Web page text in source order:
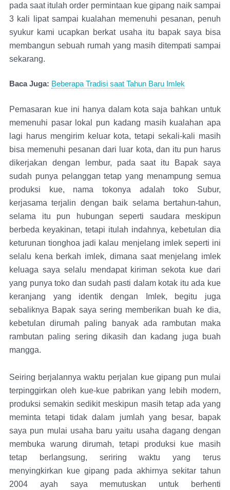
pada saat itulah order permintaan kue gipang naik sampai
3 kali lipat sampai kualahan memenuhi pesanan, penuh
syukur kami ucapkan berkat usaha itu bapak saya bisa
membangun sebuah rumah yang masih ditempati sampai
sekarang.
Baca Juga: Beberapa Tradisi saat Tahun Baru Imlek
Pemasaran kue ini hanya dalam kota saja bahkan untuk
memenuhi pasar lokal pun kadang masih kualahan apa
lagi harus mengirim keluar kota, tetapi sekali-kali masih
bisa memenuhi pesanan dari luar kota, dan itu pun harus
dikerjakan dengan lembur, pada saat itu Bapak saya
sudah punya pelanggan tetap yang menampung semua
produksi kue, nama tokonya adalah toko Subur,
kerjasama terjalin dengan baik selama bertahun-tahun,
selama itu pun hubungan seperti saudara meskipun
berbeda keyakinan, tetapi itulah indahnya, kebetulan dia
keturunan tionghoa jadi kalau menjelang imlek seperti ini
selalu kena berkah imlek, dimana saat menjelang imlek
keluaga saya selalu mendapat kiriman sekota kue dari
yang punya toko dan sudah pasti dalam kotak itu ada kue
keranjang yang identik dengan Imlek, begitu juga
sebaliknya Bapak saya sering memberikan buah ke dia,
kebetulan dirumah paling banyak ada rambutan maka
rambutan paling sering dikasih dan kadang juga buah
mangga.
Seiring berjalannya waktu perjalan kue gipang pun mulai
terpinggirkan oleh kue-kue pabrikan yang lebih modern,
produksi semakin sedikit meskipun masih tetap ada yang
meminta tetapi tidak dalam jumlah yang besar, bapak
saya pun mulai usaha baru yaitu usaha dagang dengan
membuka warung dirumah, tetapi produksi kue masih
tetap berlangsung, seriring waktu yang terus
menyingkirkan kue gipang pada akhirnya sekitar tahun
2004 ayah saya memutuskan untuk berhenti